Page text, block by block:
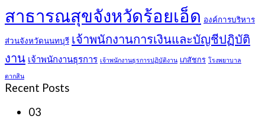
สาธารณสุขจังหวัดร้อยเอ็ด องค์การบริหาร
ส่วนจังหวัดนนทบุรี เจ้าพนักงานการเงินและบัญชีปฏิบัติ
งาน เจ้าพนักงานธุรการ เจ้าพนักงานธุรการปฏิบัติงาน เภสัชกร โรงพยาบาล
ตากสิน
Recent Posts
03